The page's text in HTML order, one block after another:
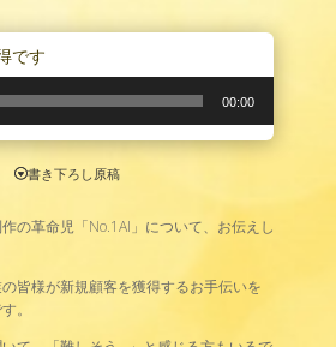
です
00:00
書き下ろし原稿
の革命児「No.1AI」について、お伝えし
皆様が新規顧客を獲得するお手伝いを
。